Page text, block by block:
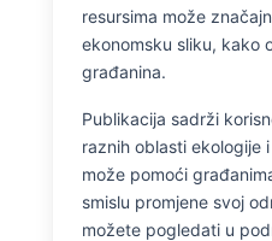
resursima može
ekonomsku sliku, kako
građanina.
Publikacija sadrži
raznih oblasti ekologije
može pomoći
smislu promjene svoj
možete pogledati u